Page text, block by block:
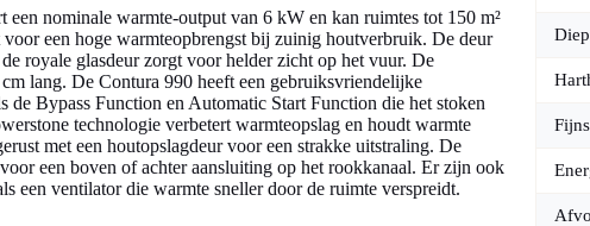
een nominale warmte-output van 6 kW en kan ruimtes tot 150 m²
een hoge warmteopbrengst bij zuinig houtverbruik. De deur
royale glasdeur zorgt voor helder zicht op het vuur. De
lang. De Contura 990 heeft een gebruiksvriendelijke
de Bypass Function en Automatic Start Function die het stoken
technologie verbetert warmteopslag en houdt warmte
met een houtopslagdeur voor een strakke uitstraling. De
een boven of achter aansluiting op het rookkanaal. Er zijn ook
een ventilator die warmte sneller door de ruimte verspreidt.